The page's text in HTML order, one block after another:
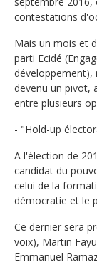
contestations
Mais un mois et
parti Ecidé
développement),
devenu un pivot,
entre plusieurs
- "Hold-up
A l'élection de
candidat du
celui de la
démocratie et le
Ce dernier sera
voix), Martin
Emmanuel